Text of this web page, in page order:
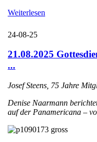
Weiterlesen
24-08-25
21.08.2025
...
Josef Steens, 75 Jahre
Denise Naarmann
auf der Panamericana –